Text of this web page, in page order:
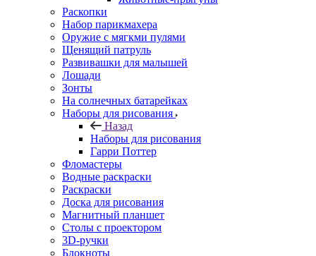
Раскопки
Набор парикмахера
Оружие с мягкми пулями
Щенящий патруль
Развивашки для малышей
Лошади
Зонты
На солнечных батарейках
Наборы для рисования
Назад
Наборы для рисования
Гарри Поттер
Фломастеры
Водные раскраски
Раскраски
Доска для рисования
Магнитный планшет
Столы с проектором
3D-ручки
Блокноты